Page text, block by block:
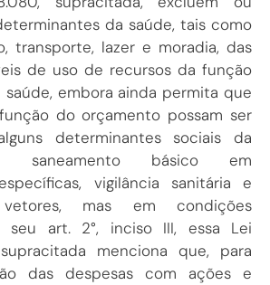
da saúde, tais como
transporte, lazer e moradia, das
de uso de recursos da função
embora ainda permita que
do orçamento possam ser
determinantes sociais da
saneamento básico em
vigilância sanitária e
mas em condições
seu art. 2°, inciso III, essa Lei
menciona que, para
das despesas com ações e